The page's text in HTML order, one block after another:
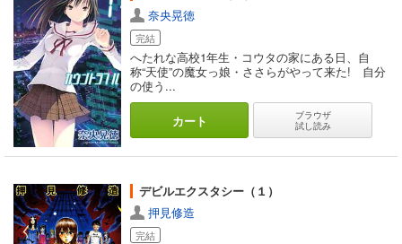
奈央晃徳
完結
へたれな高校1年生・コウタの家にある日、自
称“天使”の魔女っ娘・ささらがやって来た! 自分
の使う...
カート
ブラウザ
試し読み
デビルエクスタシー（１）
押見修造
完結